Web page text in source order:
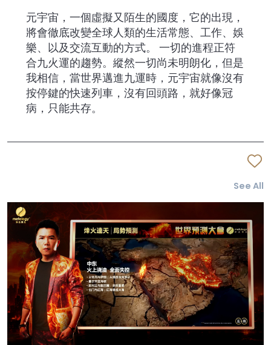
元宇宙，一個虛擬又陌生的國度，它的出現，
將會徹底改變全球人類的生活常態、工作、娛
樂、以及交流互動的方式。 一切的進程正符
合九火運的趨勢。縱然一切尚未明朗化，但是
我相信，當世界邁進九運時，元宇宙就像沒有
按停鍵的快速列車，沒有回頭路，就好像冠
病，只能共存。
See All